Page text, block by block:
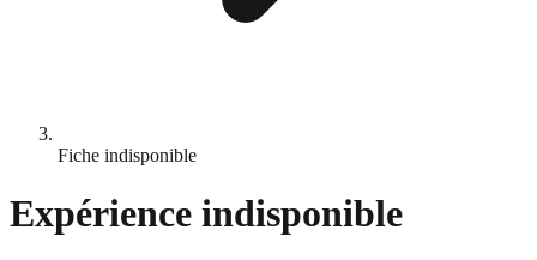
Fiche indisponible
Expérience indisponible